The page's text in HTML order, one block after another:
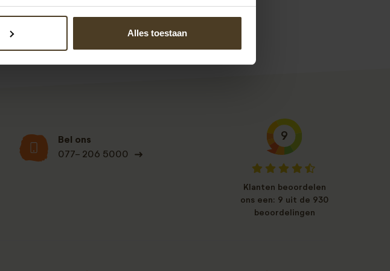
Alles toestaan
Bel ons
077- 206 5000
9
Klanten beoordelen
ons een: 9 uit de 930
beoordelingen